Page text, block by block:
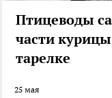
Птицеводы
части
тарелке
25 мая